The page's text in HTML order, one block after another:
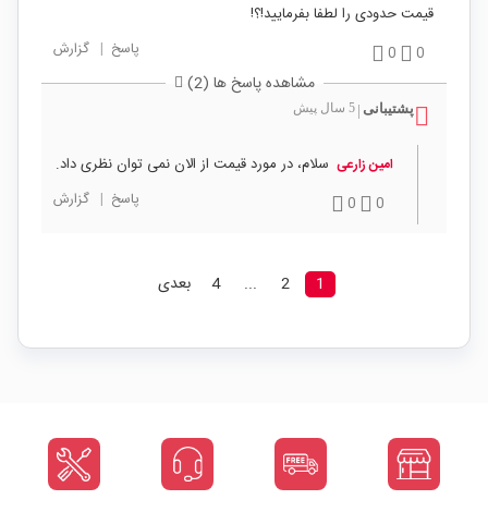
قیمت حدودی را لطفا بفرمایید!؟!
0
0 پاسخ | گزارش
مشاهده پاسخ ها (2)
پشتیبانی | 5 سال پیش
امین زارعی سلام، در مورد قیمت از الان نمی توان نظری داد.
0
0 پاسخ | گزارش
1
2
...
4 بعدی